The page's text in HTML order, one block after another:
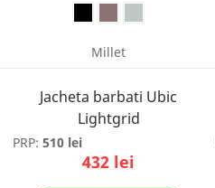
Millet
Jacheta barbati Ubic
Lightgrid
PRP: 510 lei
432 lei